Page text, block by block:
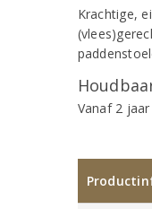
Krachtige,
Vanaf 2